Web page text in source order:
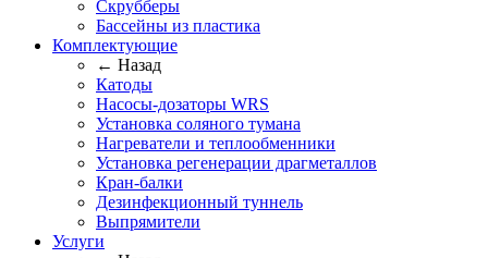
Скрубберы
Бассейны из пластика
Комплектующие
← Назад
Катоды
Насосы-дозаторы WRS
Установка соляного тумана
Нагреватели и теплообменники
Установка регенерации драгметаллов
Кран-балки
Дезинфекционный туннель
Выпрямители
Услуги